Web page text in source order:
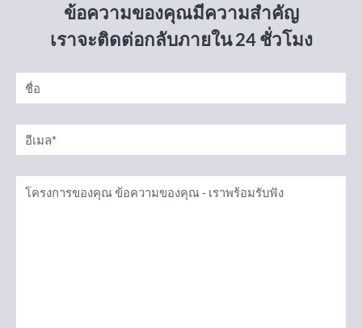
ข้อความของคุณมีความสำคัญ
เราจะติดต่อกลับภายใน 24 ชั่วโมง